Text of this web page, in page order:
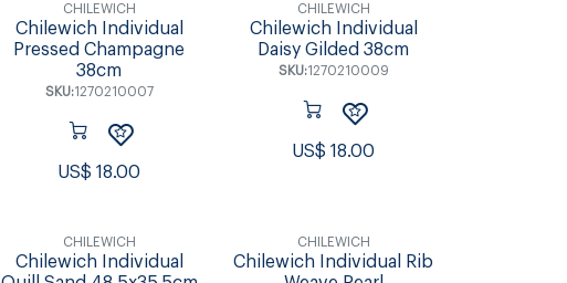
CHILEWICH
Chilewich Individual
Pressed Champagne
38cm
SKU:1270210007
US$18.00
CHILEWICH
Chilewich Individual
Daisy Gilded 38cm
SKU:1270210009
US$18.00
CHILEWICH
Chilewich Individual
CHILEWICH
Chilewich Individual Rib